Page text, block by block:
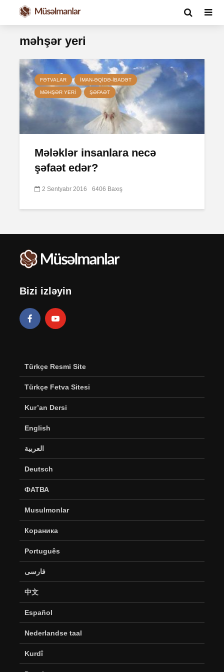
məhşər yeri
FƏTVALAR İMAN-ƏQIDƏ-IBADƏT
MƏHŞƏR YERI ŞƏFAƏT
Mələklər insanlara necə
şəfaət edər?
2 Sentyabr 2016 6406 Baxış
Bizi izləyin
Türkçe Resmi Site
Türkçe Fetva Sitesi
Kur’an Dersi
English
العربية
Deutsch
ФАТВА
Musulmonlar
Кораника
Português
فارسی
中文
Español
Nederlandse taal
Kurdî